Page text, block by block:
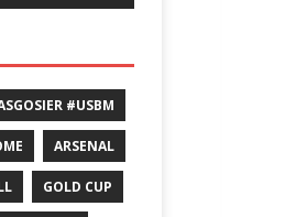
#USBM
ARSENAL
GOLD CUP